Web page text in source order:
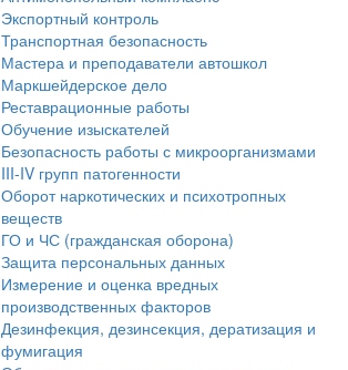
Экспортный контроль
Транспортная безопасность
Мастера и преподаватели автошкол
Маркшейдерское дело
Реставрационные работы
Обучение изыскателей
Безопасность работы с микроорганизмами
III-IV групп патогенности
Оборот наркотических и психотропных
веществ
ГО и ЧС (гражданская оборона)
Защита персональных данных
Измерение и оценка вредных
производственных факторов
Дезинфекция, дезинсекция, дератизация и
фумигация